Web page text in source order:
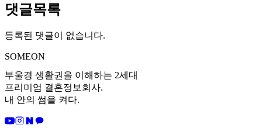
댓글목록
등록된 댓글이 없습니다.
SOMEON
부울경 생활권을 이해하는 2세대
프리미엄 결혼정보회사.
내 안의 썸을 켜다.